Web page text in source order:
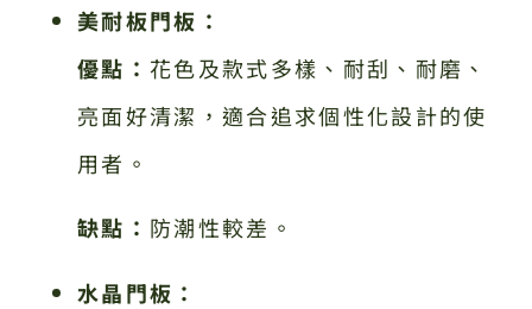
美耐板門板：
優點：花色及款式多樣、耐刮、耐磨、
亮面好清潔，適合追求個性化設計的使
用者。
缺點： 防潮性較差。
水晶門板：